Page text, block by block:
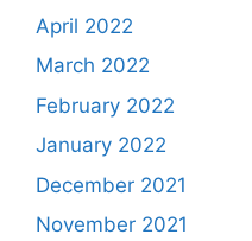
April 2022
March 2022
February 2022
January 2022
December 2021
November 2021